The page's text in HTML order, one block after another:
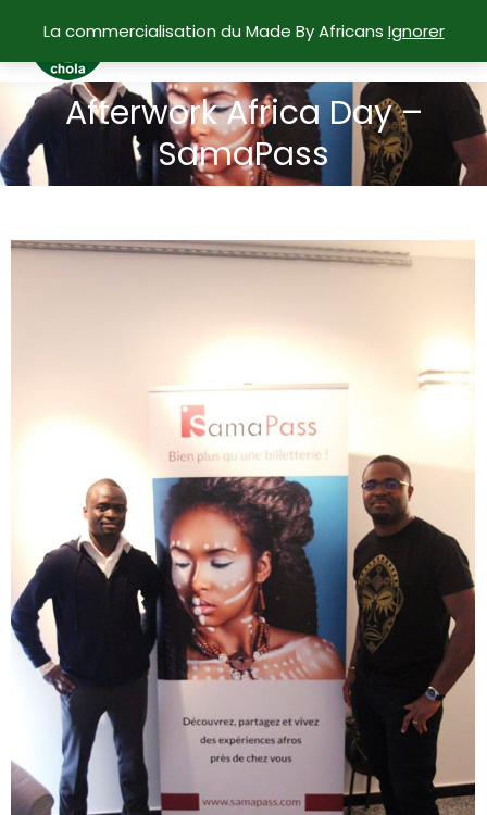
Afterwork Africa Day –
SamaPass
Vous êtes ici :
La commercialisation du Made By Africans Ignorer